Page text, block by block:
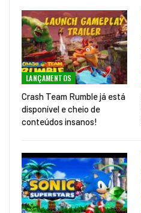
LANÇAMENTOS
Crash Team Rumble já está
disponível e cheio de
conteúdos insanos!